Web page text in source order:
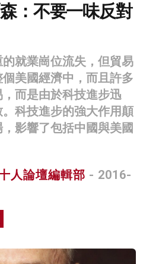
：不要一味反對
就業崗位流失，但貿易
美國經濟中，而且許多
而是由於科技進步迅
科技進步的強大作用顛
影響了包括中國與美國
人論壇編輯部 - 2016-